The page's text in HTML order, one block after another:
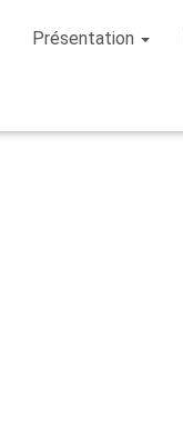
Présentation